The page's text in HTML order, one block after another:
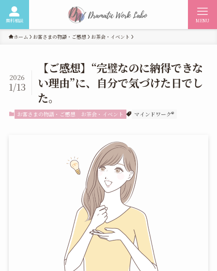
無料相談 MENU
ホーム お客さまの物語・ご感想 お茶会・イベント
【ご感想】“完璧なのに納得できな
い理由”に、自分で気づけた日でし
た。
2026
1/13
お客さまの物語・ご感想 お茶会・イベント マインドワーク®︎